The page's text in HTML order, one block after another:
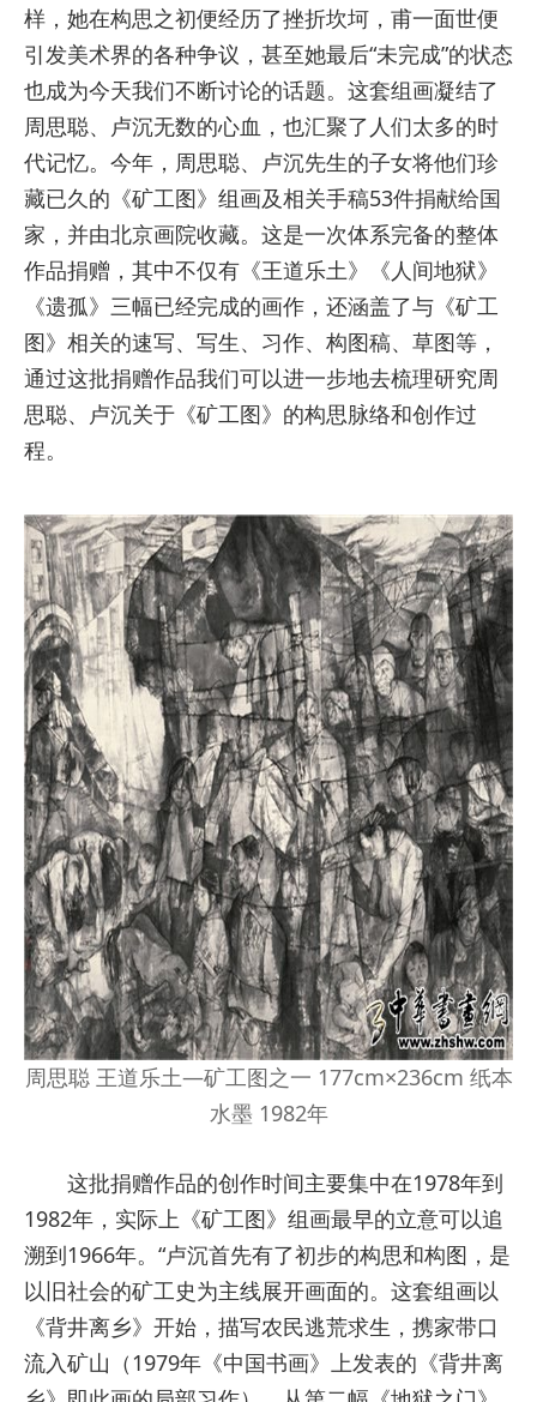
样，她在构思之初便经历了挫折坎坷，甫一面世便
引发美术界的各种争议，甚至她最后“未完成”的状态
也成为今天我们不断讨论的话题。这套组画凝结了
周思聪、卢沉无数的心血，也汇聚了人们太多的时
代记忆。今年，周思聪、卢沉先生的子女将他们珍
藏已久的《矿工图》组画及相关手稿53件捐献给国
家，并由北京画院收藏。这是一次体系完备的整体
作品捐赠，其中不仅有《王道乐土》《人间地狱》
《遗孤》三幅已经完成的画作，还涵盖了与《矿工
图》相关的速写、写生、习作、构图稿、草图等，
通过这批捐赠作品我们可以进一步地去梳理研究周
思聪、卢沉关于《矿工图》的构思脉络和创作过
程。
周思聪 王道乐土—矿工图之一 177cm×236cm 纸本
水墨 1982年
这批捐赠作品的创作时间主要集中在1978年到
1982年，实际上《矿工图》组画最早的立意可以追
溯到1966年。“卢沉首先有了初步的构思和构图，是
以旧社会的矿工史为主线展开画面的。这套组画以
《背井离乡》开始，描写农民逃荒求生，携家带口
流入矿山（1979年《中国书画》上发表的《背井离